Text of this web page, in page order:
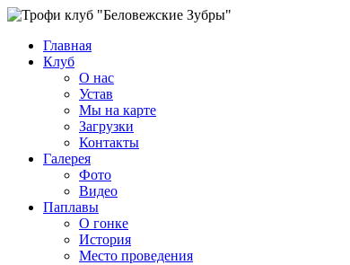
Главная
Клуб
О нас
Устав
Мы на карте
Загрузки
Контакты
Галерея
Фото
Видео
Паплавы
О гонке
История
Место проведения